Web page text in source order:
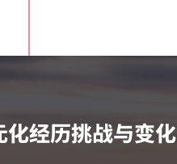
经历挑战与变化